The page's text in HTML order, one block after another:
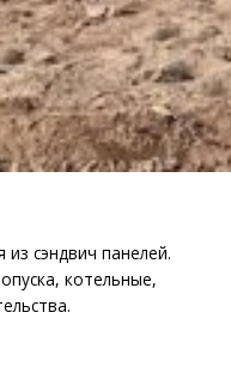
сэндвич панелей.
котельные,